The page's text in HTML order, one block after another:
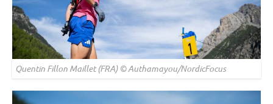
Quentin Fillon Maillet (FRA) © Authamayou/NordicFocus